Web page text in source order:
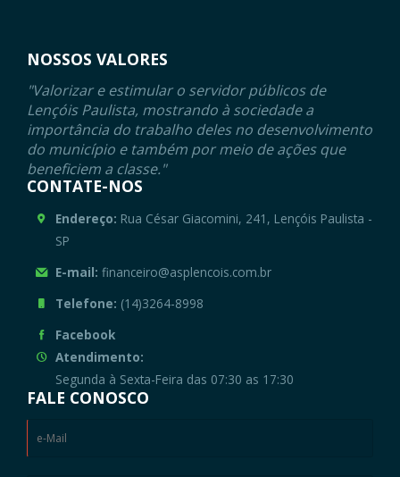
NOSSOS VALORES
"Valorizar e estimular o servidor públicos de
Lençóis Paulista, mostrando à sociedade a
importância do trabalho deles no desenvolvimento
do município e também por meio de ações que
beneficiem a classe."
CONTATE-NOS
Endereço: Rua César Giacomini, 241, Lençóis Paulista -
SP
E-mail: financeiro@asplencois.com.br
Telefone: (14)3264-8998
Facebook
Atendimento:
Segunda à Sexta-Feira das 07:30 as 17:30
FALE CONOSCO